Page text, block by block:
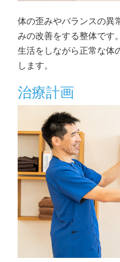
体の歪みやバランスの異
みの改善をする整体です。
生活をしながら正常な体
します。
治療計画